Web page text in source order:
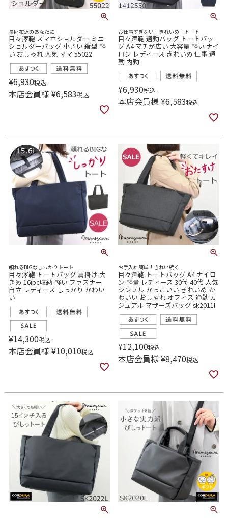
長財布派のあなたに
目々澤鞄 スマホショルダー ミニ
ショルダーバッグ 小さい 縦型 軽
い おしゃれ 人気 ママ 55022
¥6,930税込
本店会員様¥6,583税込
お仕事すぎない「きれいめ」トート
目々澤鞄 通勤バッグ トートバッ
グ A4 マチが広い 大容量 軽い ナイ
ロン レディース きれいめ 仕事 通
勤 内勤
¥6,930税込
本店会員様¥6,583税込
頼れるBIGなしっかりトート
目々澤鞄 トートバッグ 肩掛け 大
きめ 16ipc収納 軽い ファスナー
自立 レディース しっかり かわい
い
¥14,300税込
本店会員様¥10,010税込
お手入れ簡単！きれい続く
目々澤鞄 トートバッグ A4 ナイロ
ン 軽量 レディース 30代 40代 人気
シンプル かっこいい きれいめ か
わいい おしゃれ オフィス 通勤 カ
ジュアル マザーズバッグ sk2011l
¥12,100税込
本店会員様¥8,470税込